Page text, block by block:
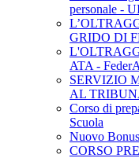
personale -
GRIDO DI
ATA -
SERVIZIO
AL
Corso di
Scuola
Nuovo
CORSO